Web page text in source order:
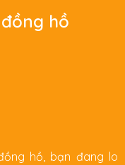
hồ
hồ, bạn đang lo